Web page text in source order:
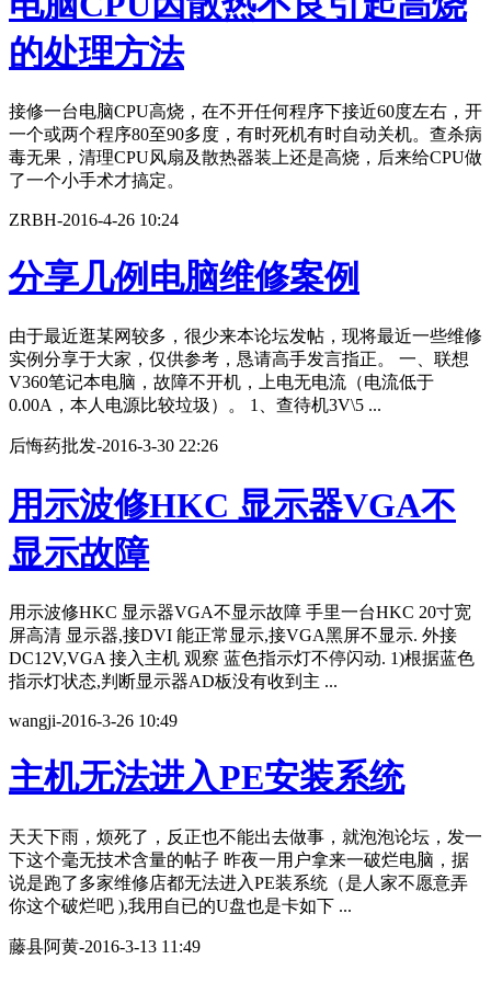
的处理方法
接修一台电脑CPU高烧，在不开任何程序下接近60度左右，开
一个或两个程序80至90多度，有时死机有时自动关机。查杀病
毒无果，清理CPU风扇及散热器装上还是高烧，后来给CPU做
了一个小手术才搞定。
ZRBH-2016-4-26 10:24
分享几例电脑维修案例
由于最近逛某网较多，很少来本论坛发帖，现将最近一些维修
实例分享于大家，仅供参考，恳请高手发言指正。 一、联想
V360笔记本电脑，故障不开机，上电无电流（电流低于
0.00A，本人电源比较垃圾）。 1、查待机3V\5 ...
后悔药批发-2016-3-30 22:26
用示波修HKC 显示器VGA不
显示故障
用示波修HKC 显示器VGA不显示故障 手里一台HKC 20寸宽
屏高清 显示器,接DVI 能正常显示,接VGA黑屏不显示. 外接
DC12V,VGA 接入主机 观察 蓝色指示灯不停闪动. 1)根据蓝色
指示灯状态,判断显示器AD板没有收到主 ...
wangji-2016-3-26 10:49
主机无法进入PE安装系统
天天下雨，烦死了，反正也不能出去做事，就泡泡论坛，发一
下这个毫无技术含量的帖子 昨夜一用户拿来一破烂电脑，据
说是跑了多家维修店都无法进入PE装系统（是人家不愿意弄
你这个破烂吧 ),我用自已的U盘也是卡如下 ...
藤县阿黄-2016-3-13 11:49